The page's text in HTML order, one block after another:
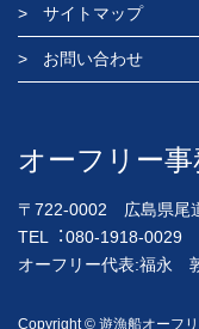
サイトマップ
お問い合わせ
オーフリー事
〒722-0002 広島県尾
TEL︓080-1918-0029
オーフリー代表:福永
Copyright © 遊漁船オーフ